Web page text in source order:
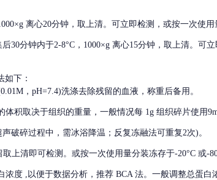
离心20分钟，取上清。可立即检测，或按一次使用
30分钟内于2-8°C，1000×g 离心15分钟，取上清。可
下：
，pH=7.4)洗涤去除残留的血液，称重后备用。
体积取决于组织的重量，一般情况每 1g 组织碎片使用
声破碎过程中，需冰浴降温；反复冻融法可重复2次)。
上清即可检测。或按一次使用量分装冻存于-20°C 或-
浓度 ,以便于数据分析，推荐 BCA 法。一般调整总蛋